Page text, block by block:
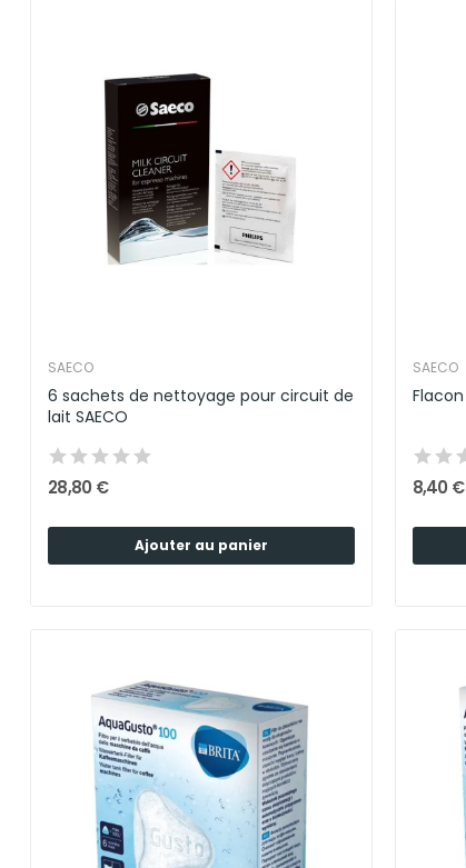
SAECO
6 sachets de nettoyage pour circuit de
lait SAECO
28,80 €
Ajouter au panier
SAECO
8,40 €